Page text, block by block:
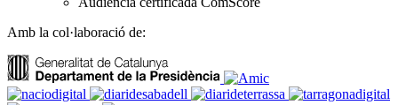
Amb la col·laboració de: